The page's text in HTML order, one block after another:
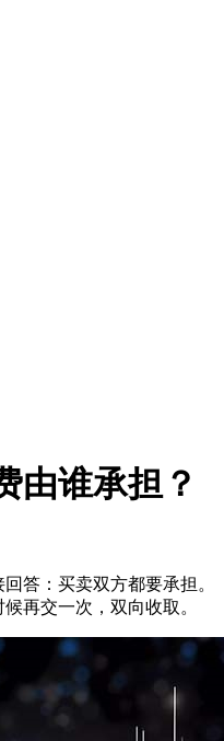
由谁承担？
答：买卖双方都要承担。
再交一次，双向收取。